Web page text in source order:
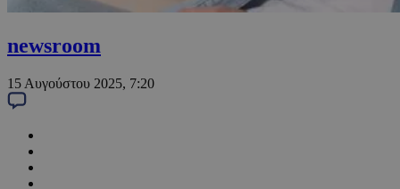
newsroom
15 Αυγούστου 2025, 7:20